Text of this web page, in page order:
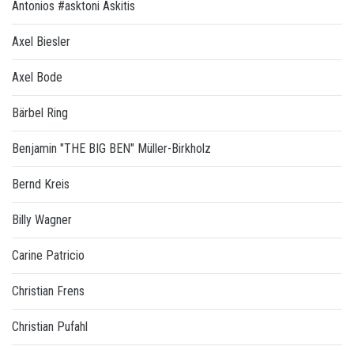
Antonios #asktoni Askitis
Axel Biesler
Axel Bode
Bärbel Ring
Benjamin "THE BIG BEN" Müller-Birkholz
Bernd Kreis
Billy Wagner
Carine Patricio
Christian Frens
Christian Pufahl